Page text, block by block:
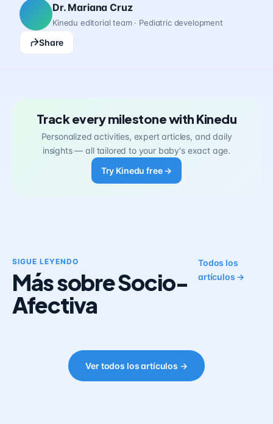
Dr. Mariana Cruz
Kinedu editorial team · Pediatric development
Share
Track every milestone with Kinedu
Personalized activities, expert articles, and daily
insights — all tailored to your baby's exact age.
Try Kinedu free →
SIGUE LEYENDO
Más sobre Socio-
Afectiva
Todos los
artículos →
Ver todos los artículos →